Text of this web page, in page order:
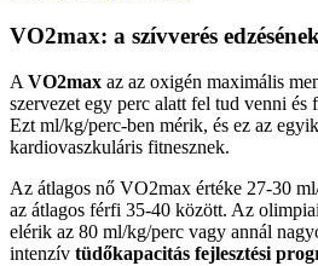
VO2max: a szívverés
AVO2max az az oxigén maximális
szervezet egy perc alatt fel tud venni és
Ezt ml/kg/perc-ben mérik, és ez az
kardiovaszkuláris fitnesznek.
Az átlagos nő VO2max értéke 27-30
az átlagos férfi 35-40 között. Az
elérik az 80 ml/kg/perc vagy annál
intenzív tüdőkapacitás fejlesztési